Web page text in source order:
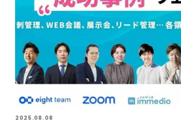
2025.08.08